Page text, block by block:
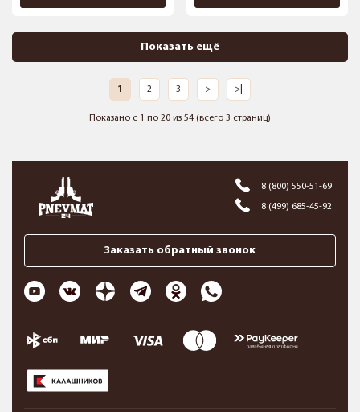
Показать ещё
1 2 3 > >|
Показано с 1 по 20 из 54 (всего 3 страниц)
8 (800) 550-51-69
8 (499) 685-45-92
Заказать обратный звонок